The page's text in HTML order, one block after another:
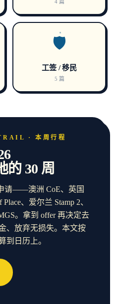
4 篇
🛡️
工签 / 移民
5 篇
· 本周行程
的 30 周
请——澳洲 CoE、英国
、爱尔兰 Stamp 2、
。拿到 offer 再决定去
、放弃无损失。本文按
到日历上。